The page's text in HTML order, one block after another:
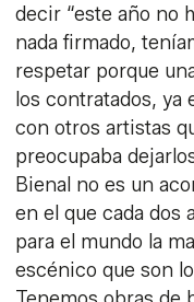
decir “este año no
nada firmado,
respetar porque
los contratados, ya
con otros artistas
preocupaba
Bienal no es un
en el que cada dos
para el mundo la
escénico que son